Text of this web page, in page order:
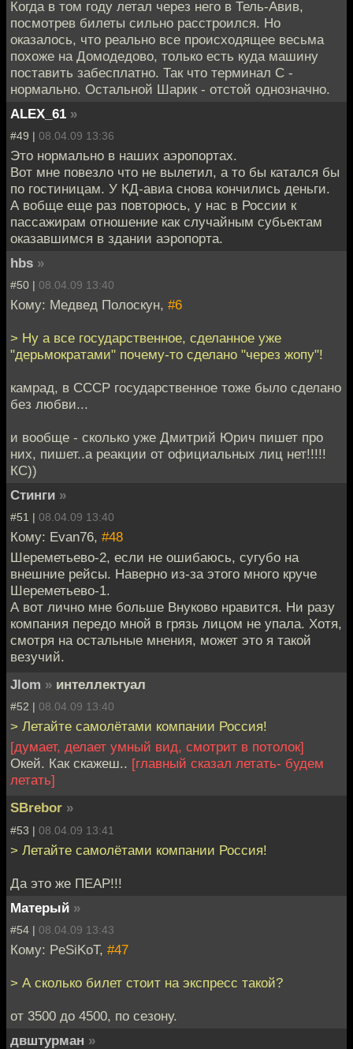
Когда в том году летал через него в Тель-Авив,
посмотрев билеты сильно расстроился. Но
оказалось, что реально все происходящее весьма
похоже на Домодедово, только есть куда машину
поставить забесплатно. Так что терминал С -
нормально. Остальной Шарик - отстой однозначно.
ALEX_61 »
#49 | 08.04.09 13:36
Это нормально в наших аэропортах.
Вот мне повезло что не вылетил, а то бы катался бы
по гостиницам. У КД-авиа снова кончились деньги.
А вобще еще раз повторюсь, у нас в России к
пассажирам отношение как случайным субьектам
оказавшимся в здании аэропорта.
hbs »
#50 | 08.04.09 13:40
Кому: Медвед Полоскун, #6
> Ну а все государственное, сделанное уже
"дерьмократами" почему-то сделано "через жопу"!
камрад, в СССР государственное тоже было сделано
без любви...
и вообще - сколько уже Дмитрий Юрич пишет про
них, пишет..а реакции от официальных лиц нет!!!!!
КС))
Стинги »
#51 | 08.04.09 13:40
Кому: Evan76, #48
Шереметьево-2, если не ошибаюсь, сугубо на
внешние рейсы. Наверно из-за этого много круче
Шереметьево-1.
А вот лично мне больше Внуково нравится. Ни разу
компания передо мной в грязь лицом не упала. Хотя,
смотря на остальные мнения, может это я такой
везучий.
Jlom » интеллектуал
#52 | 08.04.09 13:40
> Летайте самолётами компании Россия!
[думает, делает умный вид, смотрит в потолок]
Окей. Как скажеш.. [главный сказал летать- будем
летать]
SBrebor »
#53 | 08.04.09 13:41
> Летайте самолётами компании Россия!
Да это же ПЕАР!!!
Матерый »
#54 | 08.04.09 13:43
Кому: PeSiKoT, #47
> А сколько билет стоит на экспресс такой?
от 3500 до 4500, по сезону.
двштурман »